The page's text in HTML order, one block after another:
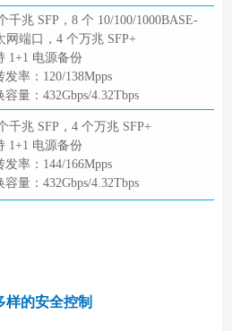
千兆 SFP，8 个 10/100/1000BASE-
网端口，4 个万兆 SFP+
1+1 电源备份
发率：120/138Mpps
容量：432Gbps/4.32Tbps
千兆 SFP，4 个万兆 SFP+
1+1 电源备份
发率：144/166Mpps
容量：432Gbps/4.32Tbps
样的安全控制